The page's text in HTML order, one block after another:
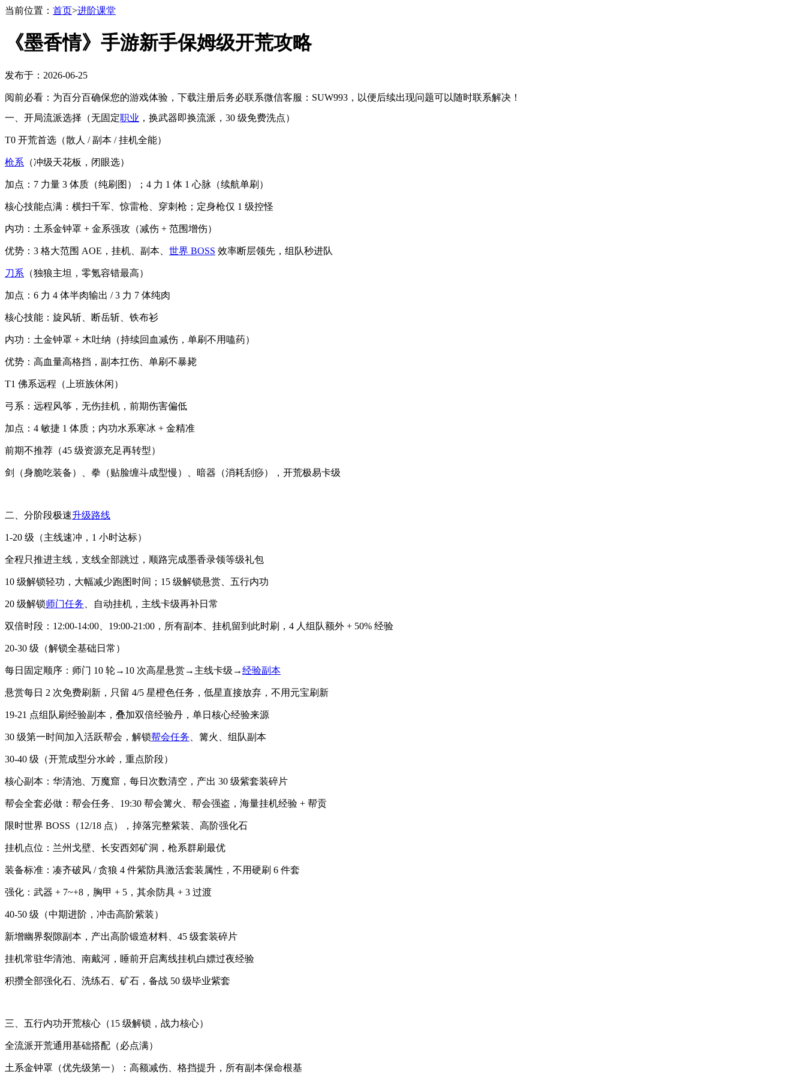
当前位置： 首页>进阶课堂
《墨香情》手游新手保姆级开荒攻略
发布于：2026-06-25
阅前必看：为百分百确保您的游戏体验，下载注册后务必联系微信客服：SUW993，以便后续出现问题可以随时联系解决！
一、开局流派选择（无固定职业 ，换武器即换流派，30 级免费洗点）
T0 开荒首选（散人 / 副本 / 挂机全能）
枪系 （冲级天花板，闭眼选）
加点：7 力量 3 体质（纯刷图）；4 力 1 体 1 心脉（续航单刷）
核心技能点满：横扫千军、惊雷枪、穿刺枪；定身枪仅 1 级控怪
内功：土系金钟罩 + 金系强攻（减伤 + 范围增伤）
优势：3 格大范围 AOE，挂机、副本、 世界 BOSS 效率断层领先，组队秒进队
刀系 （独狼主坦，零氪容错最高）
加点：6 力 4 体半肉输出 / 3 力 7 体纯肉
核心技能：旋风斩、断岳斩、铁布衫
内功：土金钟罩 + 木吐纳（持续回血减伤，单刷不用嗑药）
优势：高血量高格挡，副本扛伤、单刷不暴毙
T1 佛系远程（上班族休闲）
弓系：远程风筝，无伤挂机，前期伤害偏低
加点：4 敏捷 1 体质；内功水系寒冰 + 金精准
前期不推荐（45 级资源充足再转型）
剑（身脆吃装备）、拳（贴脸缠斗成型慢）、暗器（消耗刮痧），开荒极易卡级
二、分阶段极速升级路线
1-20 级（主线速冲，1 小时达标）
全程只推进主线，支线全部跳过，顺路完成墨香录领等级礼包
10 级解锁轻功，大幅减少跑图时间；15 级解锁悬赏、五行内功
20 级解锁师门任务 、自动挂机，主线卡级再补日常
双倍时段：12:00-14:00、19:00-21:00，所有副本、挂机留到此时刷，4 人组队额外 + 50% 经验
20-30 级（解锁全基础日常）
每日固定顺序：师门 10 轮→10 次高星悬赏→主线卡级→经验副本
悬赏每日 2 次免费刷新，只留 4/5 星橙色任务，低星直接放弃，不用元宝刷新
19-21 点组队刷经验副本，叠加双倍经验丹，单日核心经验来源
30 级第一时间加入活跃帮会，解锁帮会任务 、篝火、组队副本
30-40 级（开荒成型分水岭，重点阶段）
核心副本：华清池、万魔窟，每日次数清空，产出 30 级紫套装碎片
帮会全套必做：帮会任务、19:30 帮会篝火、帮会强盗，海量挂机经验 + 帮贡
限时世界 BOSS（12/18 点），掉落完整紫装、高阶强化石
挂机点位：兰州戈壁、长安西郊矿洞，枪系群刷最优
装备标准：凑齐破风 / 贪狼 4 件紫防具激活套装属性，不用硬刷 6 件套
强化：武器 + 7~+8，胸甲 + 5，其余防具 + 3 过渡
40-50 级（中期进阶，冲击高阶紫装）
新增幽界裂隙副本，产出高阶锻造材料、45 级套装碎片
挂机常驻华清池、南戴河，睡前开启离线挂机白嫖过夜经验
积攒全部强化石、洗练石、矿石，备战 50 级毕业紫套
三、五行内功开荒核心（15 级解锁，战力核心）
全流派开荒通用基础搭配（必点满）
土系金钟罩（优先级第一）：高额减伤、格挡提升，所有副本保命根基